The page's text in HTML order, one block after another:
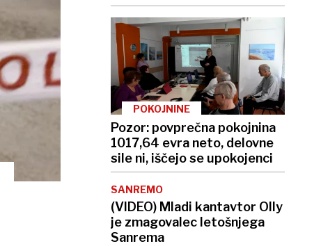
POKOJNINE
Pozor: povprečna pokojnina
1017,64 evra neto, delovne
sile ni, iščejo se upokojenci
SANREMO
(VIDEO) Mladi kantavtor Olly
je zmagovalec letošnjega
Sanrema